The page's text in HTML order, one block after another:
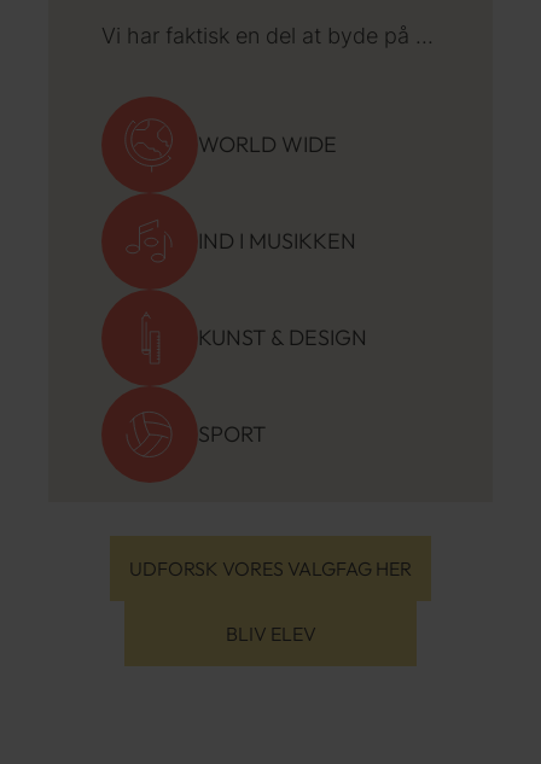
Vi har faktisk en del at byde på ...
WORLD WIDE
IND I MUSIKKEN
KUNST & DESIGN
SPORT
UDFORSK VORES VALGFAG HER
BLIV ELEV